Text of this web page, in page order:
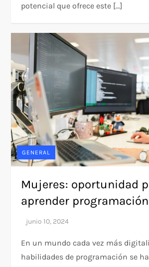
potencial que ofrece este […]
GENERAL
Mujeres: oportunidad
aprender programación
En un mundo cada vez más
habilidades de programación se